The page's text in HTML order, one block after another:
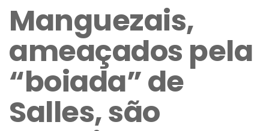
Manguezais,
ameaçados pela
“boiada” de
Salles, são